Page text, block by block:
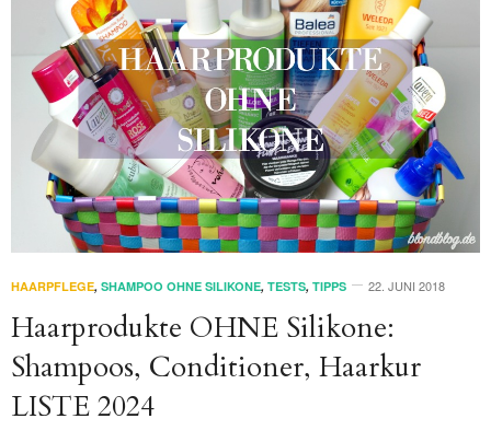
HAARPFLEGE, SHAMPOO OHNE SILIKONE, TESTS, TIPPS 22. JUNI 2018
Haarprodukte OHNE Silikone:
Shampoos, Conditioner, Haarkur
LISTE 2024